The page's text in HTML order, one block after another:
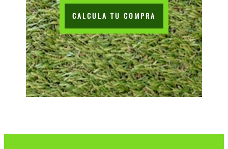
CALCULA TU COMPRA